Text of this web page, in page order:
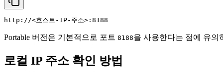
http://<호스트-IP-주소>:8188
Portable 버전은 기본적으로 포트 8188을 사용한다는 점에 유의
로컬 IP 주소 확인 방법